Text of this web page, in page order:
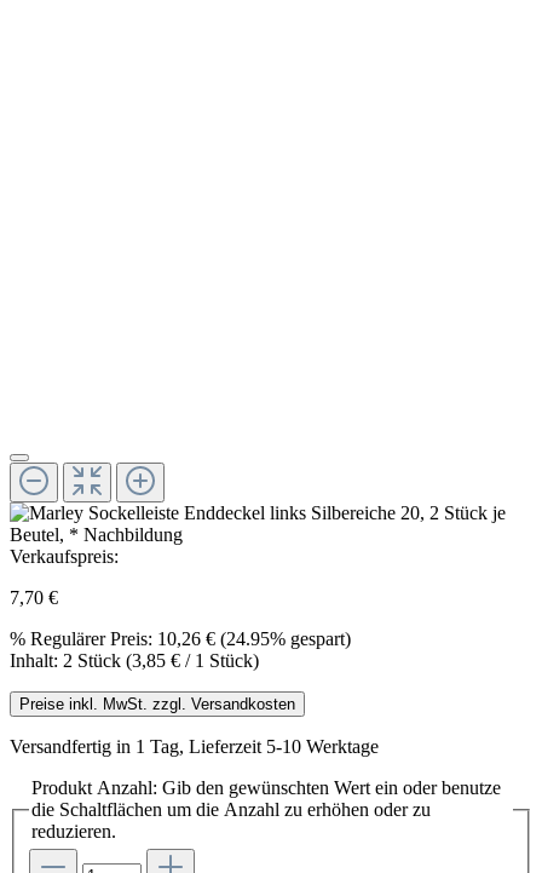
Verkaufspreis:
7,70 €
% Regulärer Preis: 10,26 € (24.95% gespart)
Inhalt: 2 Stück (3,85 € / 1 Stück)
Preise inkl. MwSt. zzgl. Versandkosten
Versandfertig in 1 Tag, Lieferzeit 5-10 Werktage
Produkt Anzahl: Gib den gewünschten Wert ein oder benutze
die Schaltflächen um die Anzahl zu erhöhen oder zu
reduzieren.